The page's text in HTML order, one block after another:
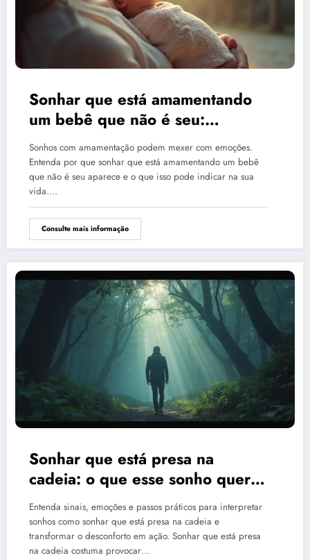
Sonhar que está amamentando
um bebê que não é seu:
interpretação
Sonhos com amamentação podem mexer com emoções.
Entenda por que sonhar que está amamentando um bebê
que não é seu aparece e o que isso pode indicar na sua
vida.…
Consulte mais informação
Sonhar que está presa na
cadeia: o que esse sonho quer
te dizer?
Entenda sinais, emoções e passos práticos para interpretar
sonhos como sonhar que está presa na cadeia e
transformar o desconforto em ação. Sonhar que está presa
na cadeia costuma provocar…